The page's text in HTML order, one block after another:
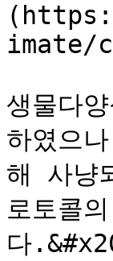
imate/
생물다
하였으
해 사냥
로토콜
다